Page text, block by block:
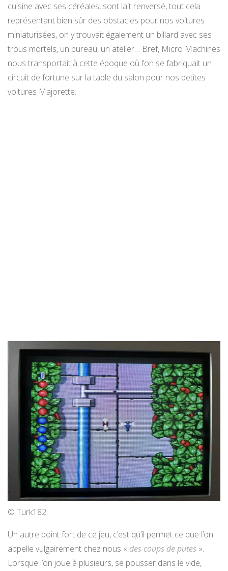
cuisine avec ses céréales, sont lait renversé, tout cela
représentant bien sûr des obstacles pour nos voitures
miniaturisées, on y trouvait également un billard avec ses
trous mortels, un bureau, un atelier… Bref, Micro Machines
nous transportait à cette époque où l’on se fabriquait un
circuit de fortune sur la table du salon pour nos petites
voitures Majorette.
© Turk182
Un autre point fort de ce jeu, c’est qu’il permet ce que l’on
appelle vulgairement chez nous « des coups de putes ».
Lorsque l’on joue à plusieurs, se pousser dans le vide,